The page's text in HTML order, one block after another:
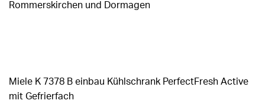
Rommerskirchen und Dormagen
Miele K 7378 B einbau Kühlschrank PerfectFresh Active
mit Gefrierfach